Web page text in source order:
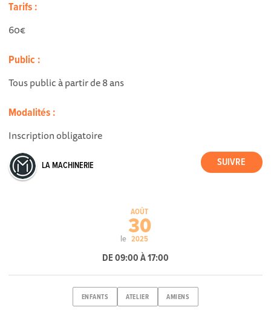
Tarifs :
60€
Public :
Tous public à partir de 8 ans
Modalités :
Inscription obligatoire
LA MACHINERIE
le
AOÛT
30
2025
DE 09:00 À 17:00
ENFANTS ATELIER AMIENS